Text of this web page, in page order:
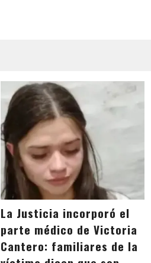
La Justicia incorporó el
parte médico de Victoria
Cantero: familiares de la